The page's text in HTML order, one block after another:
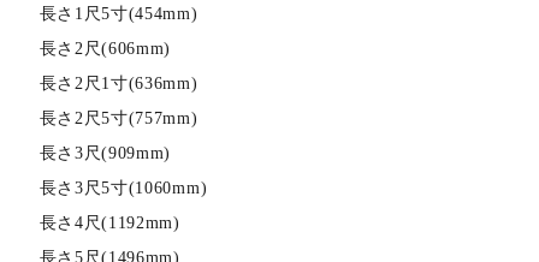
長さ1尺5寸(454mm)
長さ2尺(606mm)
長さ2尺1寸(636mm)
長さ2尺5寸(757mm)
長さ3尺(909mm)
長さ3尺5寸(1060mm)
長さ4尺(1192mm)
長さ5尺(1496mm)